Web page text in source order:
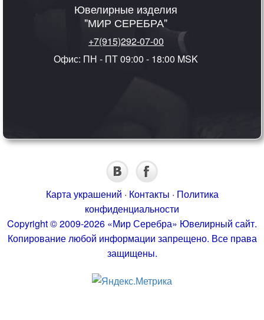
Ювелирные изделия
"МИР СЕРЕБРА"
+7(915)292-07-00
Офис: ПН - ПТ 09:00 - 18:00 MSK
Карта украшений · Контакты · Политика
конфиденциальности
Copyright © 2009-2026 «Мир Серебра» Ювелирный сайт.
Копирование любой информации запрещено. Все права
защищены.